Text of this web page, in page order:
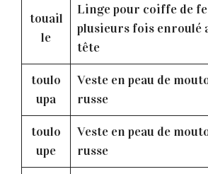
touail
le
Linge pour coiffe de
plusieurs fois enroulé
tête
toulo
upa
Veste en peau de
russe
toulo
upe
Veste en peau de
russe